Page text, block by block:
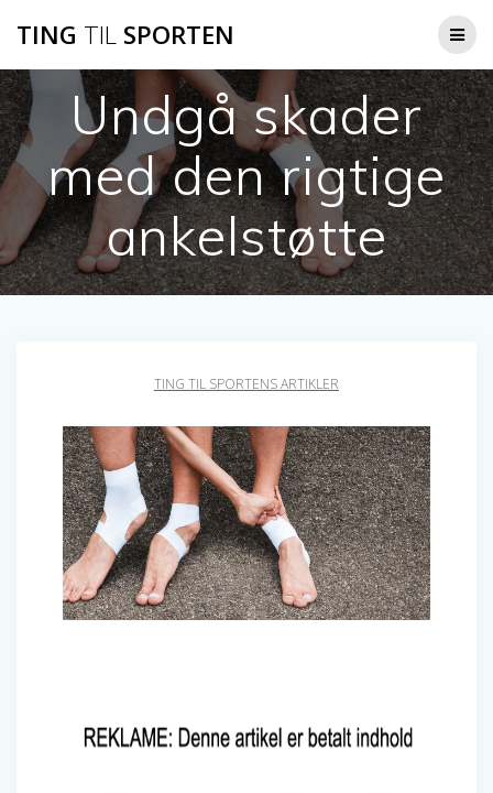
TING TIL SPORTEN
Undgå skader
med den rigtige
ankelstøtte
TING TIL SPORTENS ARTIKLER